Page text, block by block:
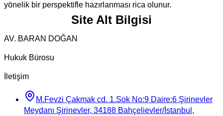
yönelik bir perspektifle hazırlanması rica olunur.
Site Alt Bilgisi
AV. BARAN DOĞAN
Hukuk Bürosu
İletişim
M.Fevzi Çakmak cd. 1.Sok No:9 Daire:6 Şirinevler
Meydanı Şirinevler, 34188 Bahçelievler/İstanbul,